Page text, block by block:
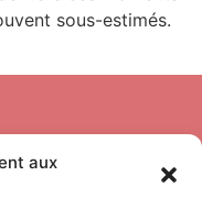
aux
sous-estimés.